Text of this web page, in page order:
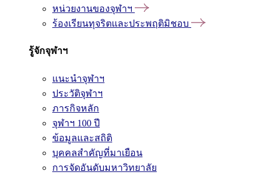
หน่วยงานของจุฬาฯ
ร้องเรียนทุจริตและประพฤติมิชอบ
รู้จักจุฬาฯ
แนะนำจุฬาฯ
ประวัติจุฬาฯ
ภารกิจหลัก
จุฬาฯ 100 ปี
ข้อมูลและสถิติ
บุคคลสำคัญที่มาเยือน
การจัดอันดับมหาวิทยาลัย